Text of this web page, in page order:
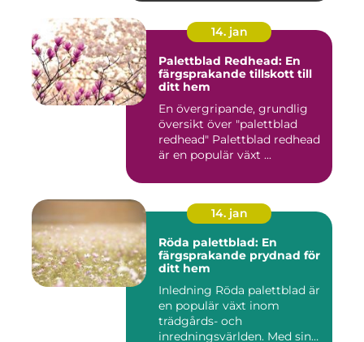
14. jan
Palettblad Redhead: En
färgsprakande tillskott till
ditt hem
En övergripande, grundlig
översikt över "palettblad
redhead" Palettblad redhead
är en populär växt ...
14. jan
Röda palettblad: En
färgsprakande prydnad för
ditt hem
Inledning Röda palettblad är
en populär växt inom
trädgårds- och
inredningsvärlden. Med sina